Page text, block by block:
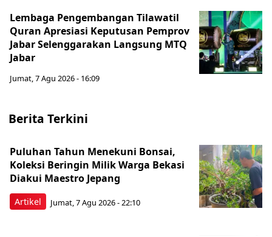
Lembaga Pengembangan Tilawatil
Quran Apresiasi Keputusan Pemprov
Jabar Selenggarakan Langsung MTQ
Jabar
Jumat, 7 Agu 2026 - 16:09
Berita Terkini
Artikel
Puluhan Tahun Menekuni Bonsai,
Koleksi Beringin Milik Warga Bekasi
Diakui Maestro Jepang
Jumat, 7 Agu 2026 - 22:10